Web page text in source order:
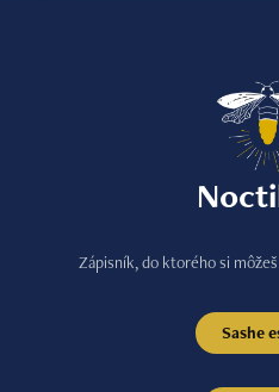
Zápisník, do ktorého si
Sashe